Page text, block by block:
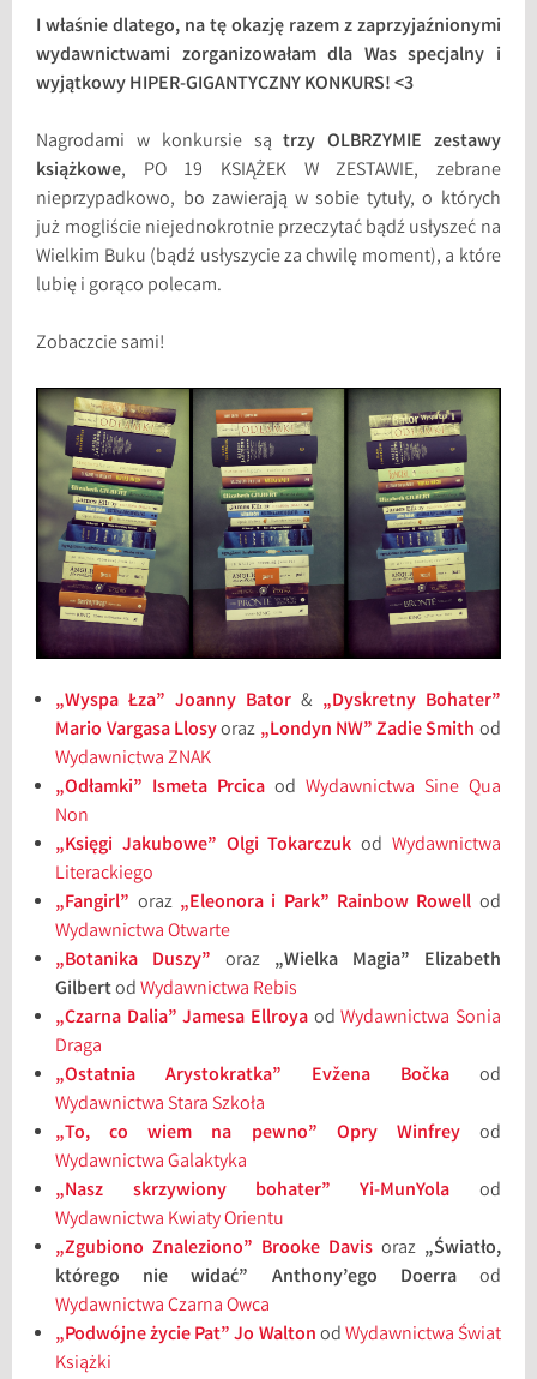
I właśnie dlatego, na tę okazję razem z zaprzyjaźnionymi
wydawnictwami zorganizowałam dla Was specjalny i
wyjątkowy HIPER-GIGANTYCZNY KONKURS! <3
Nagrodami w konkursie sątrzy OLBRZYMIE zestawy
książkowe, PO 19 KSIĄŻEK W ZESTAWIE, zebrane
nieprzypadkowo, bo zawierają w sobie tytuły, o których
już mogliście niejednokrotnie przeczytać bądź usłyszeć na
Wielkim Buku (bądź usłyszycie za chwilę moment), a które
lubię i gorąco polecam.
Zobaczcie sami!
„Wyspa Łza” Joanny Bator & „Dyskretny Bohater”
Mario Vargasa Llosyoraz „Londyn NW” Zadie Smith od
Wydawnictwa ZNAK
„Odłamki” Ismeta Prcica od Wydawnictwa Sine Qua
Non
„Księgi Jakubowe” Olgi Tokarczuk od Wydawnictwa
Literackiego
„Fangirl” oraz „Eleonora i Park” Rainbow Rowell od
Wydawnictwa Otwarte
„Botanika Duszy” oraz „Wielka Magia”
Elizabeth
GilbertodWydawnictwa Rebis
„Czarna Dalia” Jamesa Ellroya odWydawnictwa Sonia
Draga
„Ostatnia Arystokratka” Evžena Bočkaod
Wydawnictwa Stara Szkoła
„To, co wiem na pewno” Opry Winfreyod
Wydawnictwa Galaktyka
„Nasz skrzywiony bohater” Yi-MunYola od
Wydawnictwa Kwiaty Orientu
„Zgubiono Znaleziono” Brooke Davis oraz „Światło,
którego nie widać” Anthony’ego Doerraod
Wydawnictwa Czarna Owca
„Podwójne życie Pat” Jo WaltonodWydawnictwa Świat
Książki